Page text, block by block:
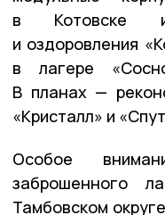
в Котовске
и оздоровления
в лагере
В планах —
«Кристалл» и
Особое
заброшенного
Тамбовском